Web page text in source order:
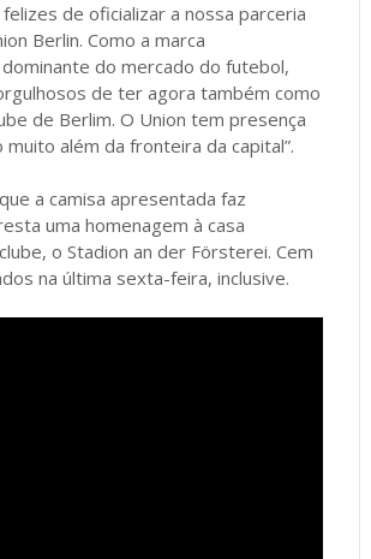
de oficializar a nossa parceria
Berlin. Como a marca
do mercado do futebol,
de ter agora também como
de Berlim. O Union tem presença
além da fronteira da capital”.
a camisa apresentada faz
uma homenagem à casa
o Stadion an der Försterei. Cem
na última sexta-feira, inclusive.